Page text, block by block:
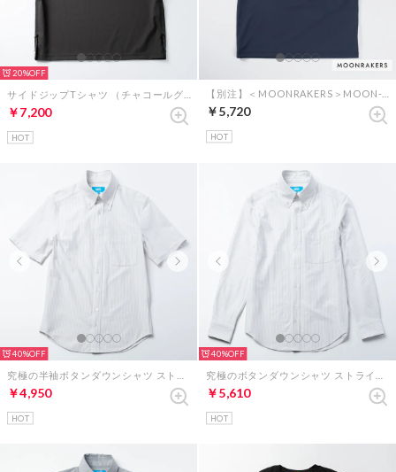
20%
￥7,200
HOT
￥5,720
HOT
40%
￥4,950
HOT
40%
￥5,610
HOT